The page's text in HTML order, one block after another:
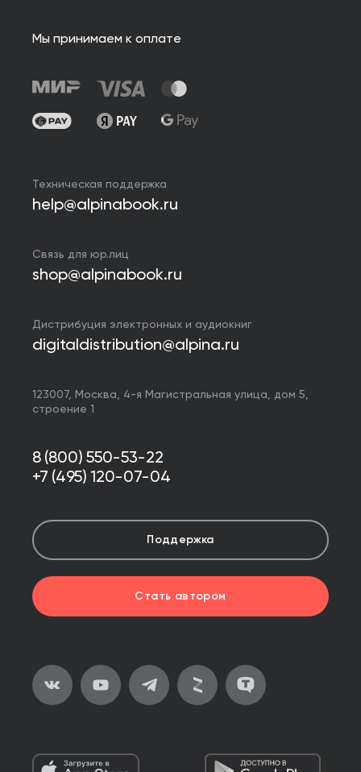
Мы принимаем к оплате
Техническая поддержка
help@alpinabook.ru
Связь для юр.лиц
shop@alpinabook.ru
Дистрибуция электронных и аудиокниг
digitaldistribution@alpina.ru
123007, Москва, 4-я Магистральная улица, дом 5,
строение 1
8 (800) 550-53-22
+7 (495) 120-07-04
Поддержка
Стать автором